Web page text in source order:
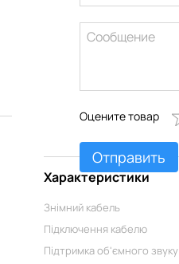
Оцените товар
Отправить
Характеристики
Знімний кабель
Підключення кабелю
Підтримка об'ємного звуку